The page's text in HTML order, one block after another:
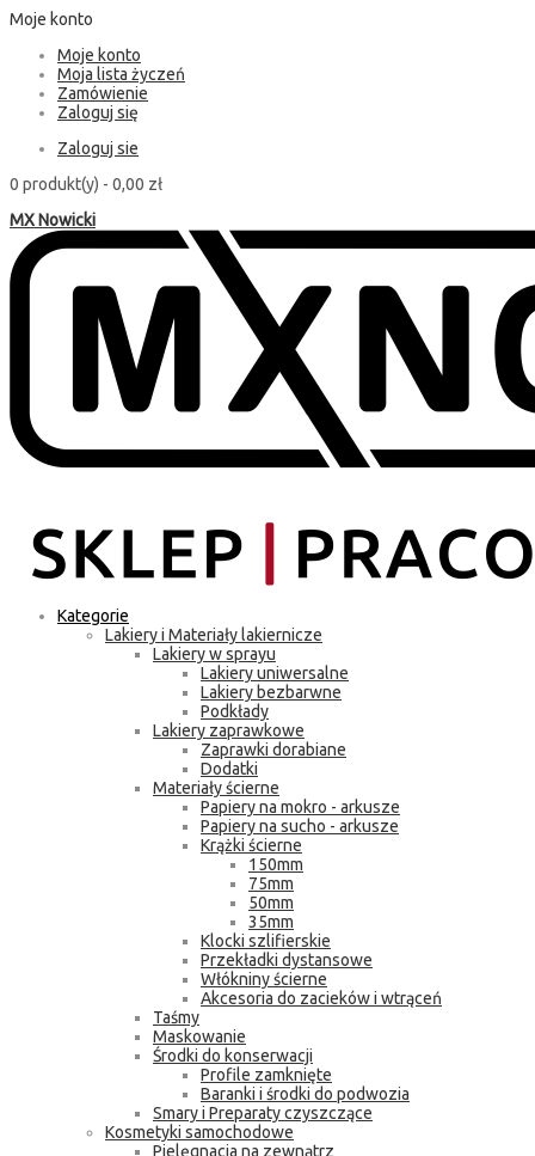
Moje konto
Moje konto
Moja lista życzeń
Zamówienie
Zaloguj się
Zaloguj sie
0 produkt(y) - 0,00 zł
MX Nowicki
Kategorie
Lakiery i Materiały lakiernicze
Lakiery w sprayu
Lakiery uniwersalne
Lakiery bezbarwne
Podkłady
Lakiery zaprawkowe
Zaprawki dorabiane
Dodatki
Materiały ścierne
Papiery na mokro - arkusze
Papiery na sucho - arkusze
Krążki ścierne
150mm
75mm
50mm
35mm
Klocki szlifierskie
Przekładki dystansowe
Włókniny ścierne
Akcesoria do zacieków i wtrąceń
Taśmy
Maskowanie
Środki do konserwacji
Profile zamknięte
Baranki i środki do podwozia
Smary i Preparaty czyszczące
Kosmetyki samochodowe
Pielęgnacja na zewnątrz